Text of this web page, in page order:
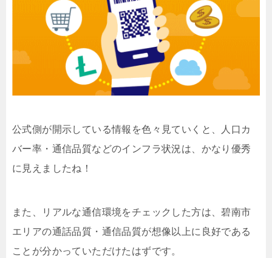
公式側が開示している情報を色々見ていくと、人口カ
バー率・通信品質などのインフラ状況は、かなり優秀
に見えましたね！
また、リアルな通信環境をチェックした方は、碧南市
エリアの通話品質・通信品質が想像以上に良好である
ことが分かっていただけたはずです。